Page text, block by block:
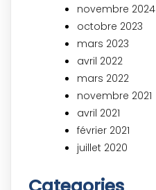
novembre 2024
octobre 2023
mars 2023
avril 2022
mars 2022
novembre 2021
avril 2021
février 2021
juillet 2020